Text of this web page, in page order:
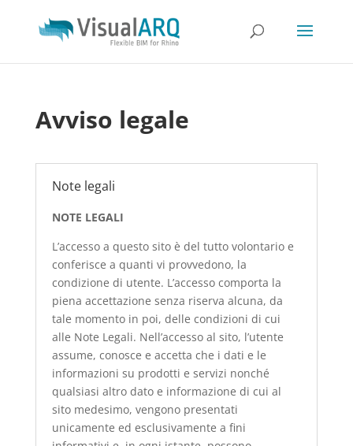
Avviso legale
Note legali
NOTE LEGALI
L’accesso a questo sito è del tutto volontario e
conferisce a quanti vi provvedono, la
condizione di utente. L’accesso comporta la
piena accettazione senza riserva alcuna, da
tale momento in poi, delle condizioni di cui
alle Note Legali. Nell’accesso al sito, l’utente
assume, conosce e accetta che i dati e le
informazioni su prodotti e servizi nonché
qualsiasi altro dato e informazione di cui al
sito medesimo, vengono presentati
unicamente ed esclusivamente a fini